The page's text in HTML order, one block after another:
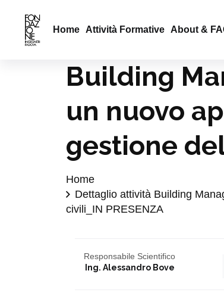
Home Attività Formative About &
Building
un nuovo
gestione
Home
Dettaglio attività Building
civili_IN PRESENZA
Responsabile Scientifico
Ing. Alessandro Bove